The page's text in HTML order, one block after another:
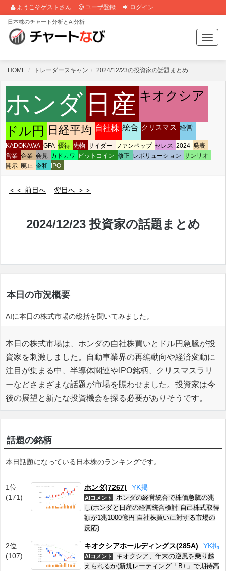
ようこそゲストさん ユーザ登録 ログイン
T
o
g
e
g
a
t
日本株のチャート分析とAI分析
HOME トレーダースキャン 2024/12/23の投資家の話題まとめ
ホンダ 日産 キオクシア
ドル円 日経平均 自社株 統合 クリスマス 経営
KADOKAWA GFA 優待 先物 サイダー ファンペップ セレス 2024 発表
営業 企業 会見 カドカワ ビットコイン 修正 レボリューション サンリオ
開示 廃止 令和 IPO
＜＜ 前日へ 翌日へ ＞＞
2024/12/23 投資家の話題まとめ
本日の市況概要
AIに本日の株式市場の総括を聞いてみました。
本日の株式市場は、ホンダの自社株買いとドル円急騰が投
資家を刺激しました。自動車業界の再編動向や経済変動に
注目が集まる中、半導体関連やIPO銘柄、クリスマスラリ
ーなどさまざまな話題が市場を賑わせました。投資家は今
後の展望と新たな投資機会を探る必要がありそうです。
話題の銘柄
本日話題になっている日本株のランキングです。
1位
(171)
ホンダ(7267) YK掲
AIコメント
ホンダの経営統合で株価急騰の兆
し(ホンダと日産の経営統合検討 自己株式取得
額が1兆1000億円 自社株買いに対する市場の
反応)
2位
(107)
キオクシアホールディングス(285A) YK掲
AIコメント
キオクシア、年末の逆風を乗り越
えられるか(新規レーティング「B+」で期待高